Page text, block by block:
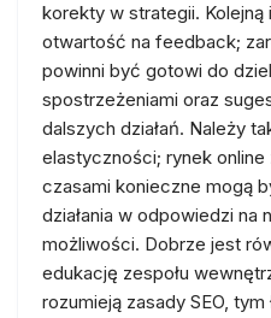
korekty w strategii.
otwartość na feedback;
powinni być gotowi do
spostrzeżeniami oraz
dalszych działań. Należy
elastyczności; rynek
czasami konieczne mogą
działania w odpowiedzi na
możliwości. Dobrze jest
edukację zespołu
rozumieją zasady SEO,